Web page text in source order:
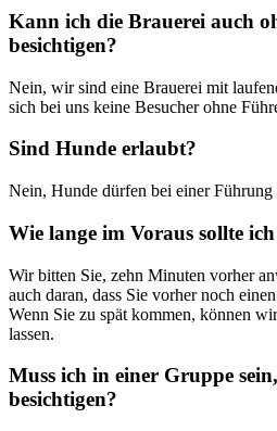
Kann ich die Brauerei auch
besichtigen?
Nein, wir sind eine Brauerei mit
sich bei uns keine Besucher ohne
Sind Hunde erlaubt?
Nein, Hunde dürfen bei einer Führung
Wie lange im Voraus sollte
Wir bitten Sie, zehn Minuten vorher
auch daran, dass Sie vorher noch
Wenn Sie zu spät kommen, können
lassen.
Muss ich in einer Gruppe
besichtigen?